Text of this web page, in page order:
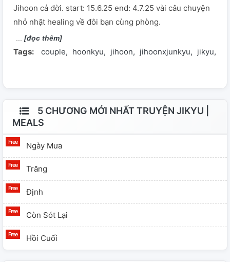
Jihoon cả đời. start: 15.6.25 end: 4.7.25 vài câu chuyện
nhỏ nhặt healing về đôi bạn cùng phòng.
[đọc thêm]
Tags: couple hoonkyu jihoon jihoonxjunkyu jikyu
5 CHƯƠNG MỚI NHẤT TRUYỆN JIKYU |
MEALS
Ngày Mưa
Trăng
Định
Còn Sót Lại
Hồi Cuối